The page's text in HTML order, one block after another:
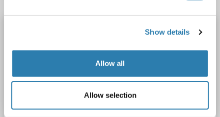
Show details
Allow all
Allow selection
N° du produit ABIN775325